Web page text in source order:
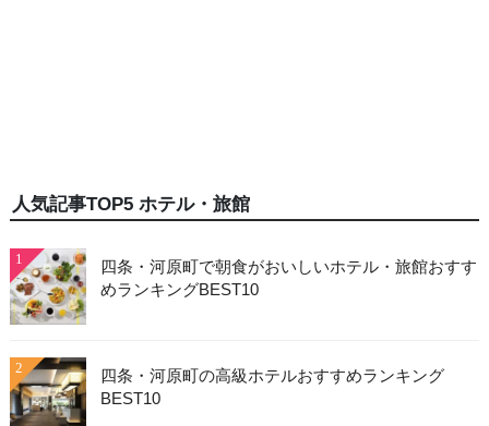
人気記事TOP5 ホテル・旅館
1
四条・河原町で朝食がおいしいホテル・旅館おすす
めランキングBEST10
2
四条・河原町の高級ホテルおすすめランキング
BEST10